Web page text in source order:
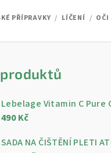
PŘÍPRAVKY / LÍČENÍ / OČI
produktů
490 Kč